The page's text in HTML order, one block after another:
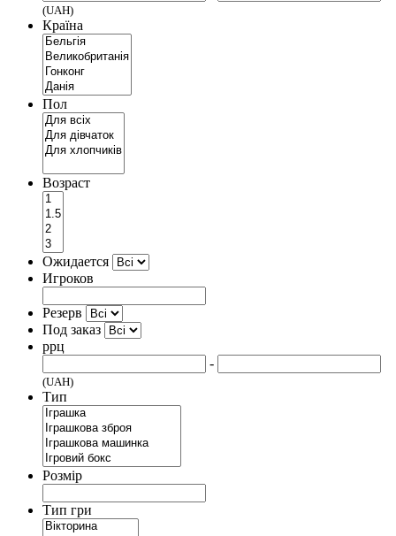
(UAH)
Країна
Пол
Возраст
Ожидается
Игроков
Резерв
Под заказ
ррц
-
(UAH)
Тип
Розмір
Тип гри